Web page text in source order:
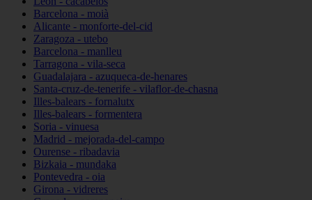
Barcelona - moià
Alicante - monforte-del-cid
Zaragoza - utebo
Barcelona - manlleu
Tarragona - vila-seca
Guadalajara - azuqueca-de-henares
Santa-cruz-de-tenerife - vilaflor-de-chasna
Illes-balears - fornalutx
Illes-balears - formentera
Soria - vinuesa
Madrid - mejorada-del-campo
Ourense - ribadavia
Bizkaia - mundaka
Pontevedra - oia
Girona - vidreres